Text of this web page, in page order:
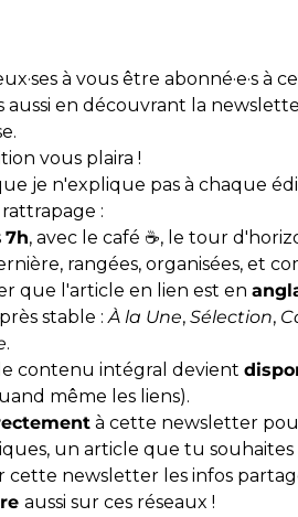
à vous être abonné·e·s à
aussi en découvrant la
vous plaira !
je n'explique pas à chaque
:
7h, avec le café ☕️, le tour
rangées, organisées, et
que l'article en lien est en
stable :À la Une, Sélection,
.
contenu intégral devient
même les liens).
à cette newsletter
un article que tu
cette newsletter les infos
aussi sur ces réseaux !